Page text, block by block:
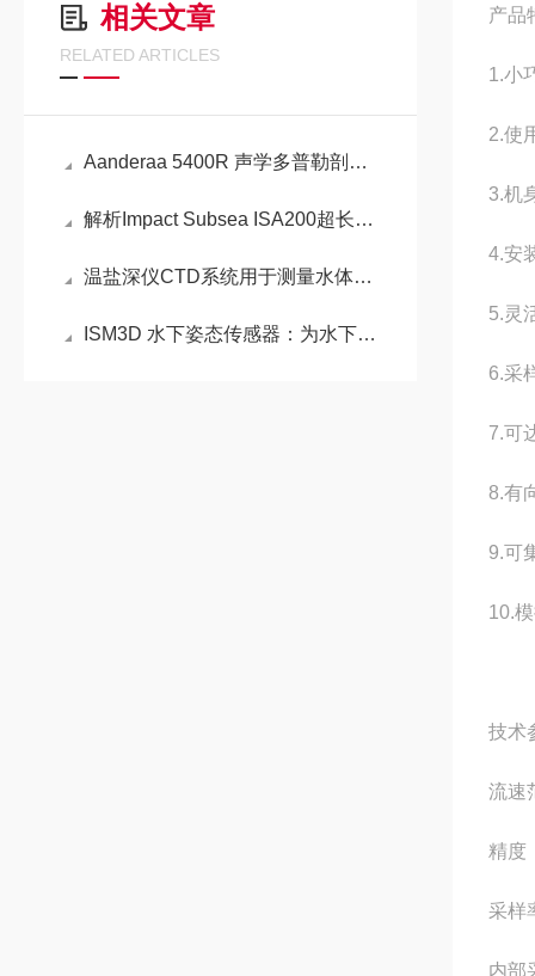
相关文章
RELATED ARTICLES
Aanderaa 5400R 声学多普勒剖面海流传感器:600kHz ADCP 多普勒流速剖面仪
解析Impact Subsea ISA200超长距离水下高度计 & 单波束测深仪
温盐深仪CTD系统用于测量水体的电导率参数，其工作原理介绍
ISM3D 水下姿态传感器：为水下平台提供精准3D定向
产品
1.小
2.使
3.机
4.安
5.灵
6.采
7.可
8.有
9.可
10.
技术
流速
精度
采样
内部